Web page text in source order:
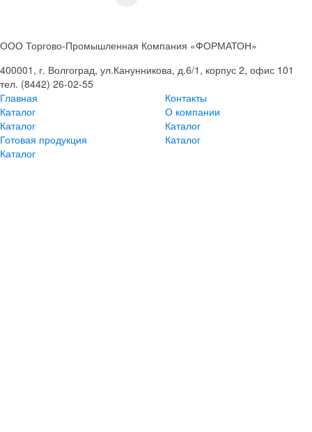
ООО Торгово-Промышленная Компания «ФОРМАТОН»
400001, г. Волгоград, ул.Канунникова, д.6/1, корпус 2, офис 101
тел. (8442) 26-02-55
Главная
Контакты
Каталог
О компании
Каталог
Каталог
Готовая продукция
Каталог
Каталог